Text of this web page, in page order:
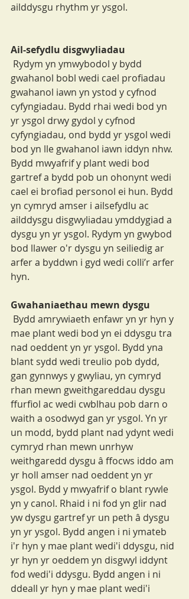
ailddysgu rhythm yr ysgol.
Ail-sefydlu disgwyliadau
gwahanol bobl wedi cael profiadau
gwahanol iawn yn ystod y cyfnod
cyfyngiadau. Bydd rhai wedi bod yn
yr ysgol drwy gydol y cyfnod
cyfyngiadau, ond bydd yr ysgol wedi
bod yn lle gwahanol iawn iddyn nhw.
Bydd mwyafrif y plant wedi bod
gartref a bydd pob un ohonynt wedi
cael ei brofiad personol ei hun. Bydd
yn cymryd amser i ailsefydlu ac
ailddysgu disgwyliadau ymddygiad a
dysgu yn yr ysgol. Rydym yn gwybod
bod llawer o'r dysgu yn seiliedig ar
arfer a byddwn i gyd wedi colli’r arfer
hyn.
Gwahaniaethau mewn dysgu
mae plant wedi bod yn ei ddysgu tra
nad oeddent yn yr ysgol. Bydd yna
blant sydd wedi treulio pob dydd,
gan gynnwys y gwyliau, yn cymryd
rhan mewn gweithgareddau dysgu
ffurfiol ac wedi cwblhau pob darn o
waith a osodwyd gan yr ysgol. Yn yr
un modd, bydd plant nad ydynt wedi
cymryd rhan mewn unrhyw
weithgaredd dysgu â ffocws iddo am
yr holl amser nad oeddent yn yr
ysgol. Bydd y mwyafrif o blant rywle
yn y canol. Rhaid i ni fod yn glir nad
yw dysgu gartref yr un peth â dysgu
yn yr ysgol. Bydd angen i ni ymateb
i'r hyn y mae plant wedi'i ddysgu, nid
yr hyn yr oeddem yn disgwyl iddynt
fod wedi'i ddysgu. Bydd angen i ni
ddeall yr hyn y mae plant wedi'i